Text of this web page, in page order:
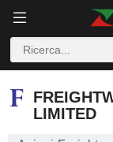
LIMITED